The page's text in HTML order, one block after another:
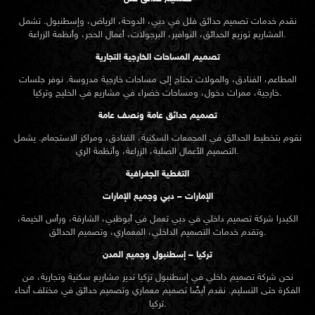
نقدم خدماتتصميم حدائق فلل في دبي، الدوحة، الرياض، وإسطنبول. تشمل
المشاريع توزيع الحدائق، النوافير، البرجولات، أعمال الحجر، وأنظمة الزراعة.
تصميم المساحات الخارجية التجارية
المطاعم، الفنادق، والمولات تحتاج إلى مساحات خارجية مدروسة. نوفر جلسات
خارجية، ممرات دخول، ومساحات خضراء في مشاريع في الخليج وتركيا.
تصميم حدائق عامة ونصف عامة
نقوم بتخطيط الحدائق في المجمعات السكنية، الفنادق، ومراكز الاستجمام. يشمل
التصميم الأعمال الصلبة، الزراعة، وأنظمة الري.
التغطية الجغرافية
الإمارات – دبي وجميع الإمارات
الكيدرا شركة تصميم داخلي في دبي تعمل في أبوظبي، الشارقة، ورأس الخيمة،
وتقدم خدمات التصميم الداخلي، المعماري، وتصميم الحدائق.
تركيا – إسطنبول وجميع المدن
نحن شركة تصميم داخلي في إسطنبول تركيا ندير مشاريع سكنية وتجارية، من
الفكرة حتى التسليم. نقدم أيضًا تصميم معماري وتصميم حدائق في مختلف أنحاء
تركيا.